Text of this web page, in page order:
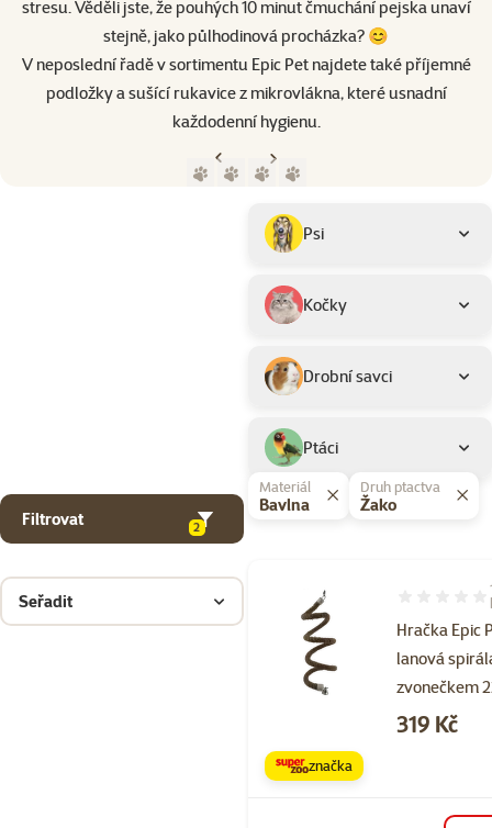
stresu. Věděli jste, že pouhých 10 minut čmuchání pejska unaví
stejně, jako půlhodinová procházka? 😊
V neposlední řadě v sortimentu Epic Pet najdete také příjemné
podložky a sušící rukavice z mikrovlákna, které usnadní
každodenní hygienu.
Předchozí stranaNásledující strana
Podkategorie
Psi
Kočky
Drobní savci
Ptáci
Filtrovat 2
Materiál
Bavlna
Druh ptactva
Žako
Seřadit
Hračka Epic
lanová
zvonečkem
Hodnocení
Cena
319 Kč
značka